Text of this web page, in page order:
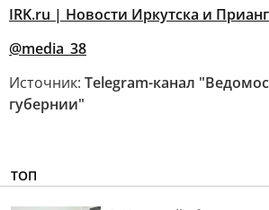
IRK.ru | Новости Иркутска и
@media_38
Источник: Telegram-канал
губернии"
ТОП